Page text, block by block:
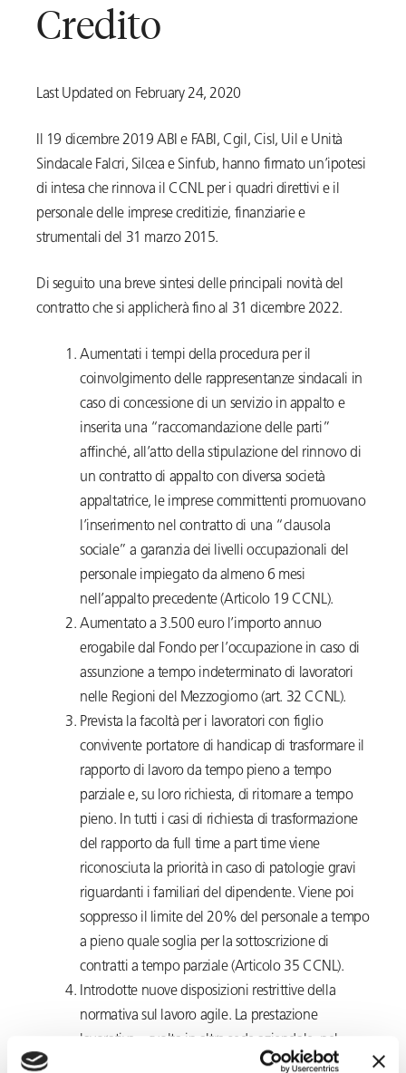
Credito
Last Updated on February 24, 2020
Il 19 dicembre 2019 ABI e FABI, Cgil, Cisl, Uil e Unità
Sindacale Falcri, Silcea e Sinfub, hanno firmato un’ipotesi
di intesa che rinnova il CCNL per i quadri direttivi e il
personale delle imprese creditizie, finanziarie e
strumentali del 31 marzo 2015.
Di seguito una breve sintesi delle principali novità del
contratto che si applicherà fino al 31 dicembre 2022.
Aumentati i tempi della procedura per il
coinvolgimento delle rappresentanze sindacali in
caso di concessione di un servizio in appalto e
inserita una “raccomandazione delle parti”
affinché, all’atto della stipulazione del rinnovo di
un contratto di appalto con diversa società
appaltatrice, le imprese committenti promuovano
l’inserimento nel contratto di una “clausola
sociale” a garanzia dei livelli occupazionali del
personale impiegato da almeno 6 mesi
nell’appalto precedente (Articolo 19 CCNL).
Aumentato a 3.500 euro l’importo annuo
erogabile dal Fondo per l’occupazione in caso di
assunzione a tempo indeterminato di lavoratori
nelle Regioni del Mezzogiorno (art. 32 CCNL).
Prevista la facoltà per i lavoratori con figlio
convivente portatore di handicap di trasformare il
rapporto di lavoro da tempo pieno a tempo
parziale e, su loro richiesta, di ritornare a tempo
pieno. In tutti i casi di richiesta di trasformazione
del rapporto da full time a part time viene
riconosciuta la priorità in caso di patologie gravi
riguardanti i familiari del dipendente. Viene poi
soppresso il limite del 20% del personale a tempo
a pieno quale soglia per la sottoscrizione di
contratti a tempo parziale (Articolo 35 CCNL).
Introdotte nuove disposizioni restrittive della
normativa sul lavoro agile. La prestazione
lavorativa – svolta in altra sede aziendale, nel
proprio domicilio o in altro luogo previamente